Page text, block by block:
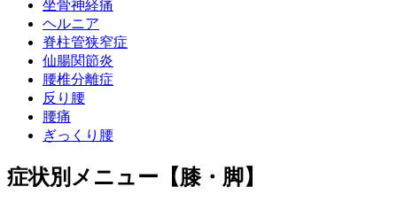
坐骨神経痛
ヘルニア
脊柱管狭窄症
仙腸関節炎
腰椎分離症
反り腰
腰痛
ぎっくり腰
症状別メニュー【膝・脚】